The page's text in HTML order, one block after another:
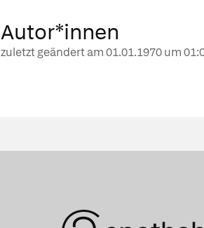
Autor*innen
zuletzt geändert am01.01.1970um